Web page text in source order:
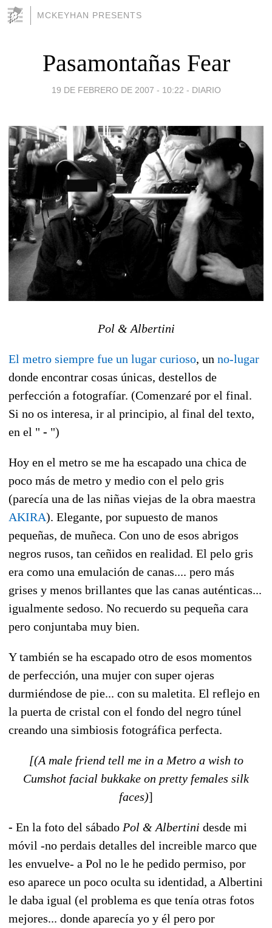
MCKEYHAN PRESENTS
Pasamontañas Fear
19 DE FEBRERO DE 2007 - 10:22 - DIARIO
Pol & Albertini
El metro siempre fue un lugar curioso, un no-lugar
donde encontrar cosas únicas, destellos de
perfección a fotografíar. (Comenzaré por el final.
Si no os interesa, ir al principio, al final del texto,
en el " - ")
Hoy en el metro se me ha escapado una chica de
poco más de metro y medio con el pelo gris
(parecía una de las niñas viejas de la obra maestra
AKIRA). Elegante, por supuesto de manos
pequeñas, de muñeca. Con uno de esos abrigos
negros rusos, tan ceñidos en realidad. El pelo gris
era como una emulación de canas.... pero más
grises y menos brillantes que las canas auténticas...
igualmente sedoso. No recuerdo su pequeña cara
pero conjuntaba muy bien.
Y también se ha escapado otro de esos momentos
de perfección, una mujer con super ojeras
durmiéndose de pie... con su maletita. El reflejo en
la puerta de cristal con el fondo del negro túnel
creando una simbiosis fotográfica perfecta.
[(A male friend tell me in a Metro a wish to
Cumshot facial bukkake on pretty females silk
faces)]
- En la foto del sábado Pol & Albertini desde mi
móvil -no perdais detalles del increible marco que
les envuelve- a Pol no le he pedido permiso, por
eso aparece un poco oculta su identidad, a Albertini
le daba igual (el problema es que tenía otras fotos
mejores... donde aparecía yo y él pero por